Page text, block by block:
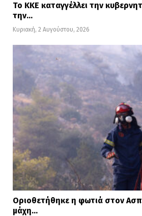
Το ΚΚΕ καταγγέλλει την
την…
Κυριακή, 2 Αυγούστου, 2026
Οριοθετήθηκε η φωτιά στον
μάχη…